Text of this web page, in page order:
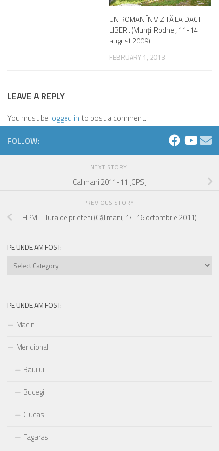
UN ROMAN ÎN VIZITĂ LA DACII
LIBERI. (Munţii Rodnei, 11-14
august 2009)
FEBRUARY 1, 2013
LEAVE A REPLY
You must be logged in to post a comment.
FOLLOW:
NEXT STORY
Calimani 2011-11 [GPS]
PREVIOUS STORY
HPM – Tura de prieteni (Călimani, 14-16 octombrie 2011)
PE UNDE AM FOST:
Pe
PE UNDE AM FOST:
Macin
Meridionali
Baiului
Bucegi
Ciucas
Fagaras